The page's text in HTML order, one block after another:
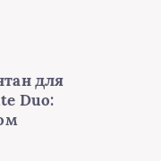
для
Duo: